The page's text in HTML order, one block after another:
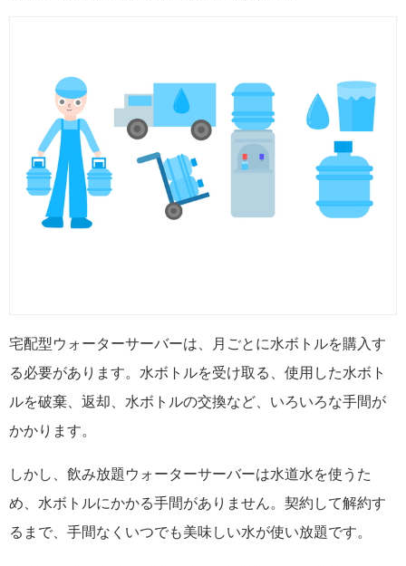
宅配型ウォーターサーバーは、月ごとに水ボトルを購入す
る必要があります。水ボトルを受け取る、使用した水ボト
ルを破棄、返却、水ボトルの交換など、いろいろな手間が
かかります。
しかし、飲み放題ウォーターサーバーは水道水を使うた
め、水ボトルにかかる手間がありません。契約して解約す
るまで、手間なくいつでも美味しい水が使い放題です。